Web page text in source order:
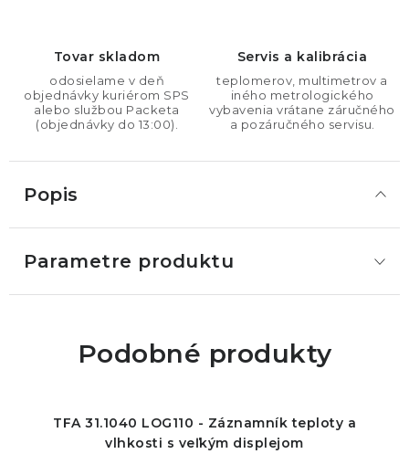
Tovar skladom
odosielame v deň
objednávky kuriérom SPS
alebo službou Packeta
(objednávky do 13:00).
Servis a kalibrácia
teplomerov, multimetrov a
iného metrologického
vybavenia vrátane záručného
a pozáručného servisu.
Popis
Parametre produktu
Podobné produkty
TFA 31.1040 LOG110 - Záznamník teploty a
vlhkosti s veľkým displejom